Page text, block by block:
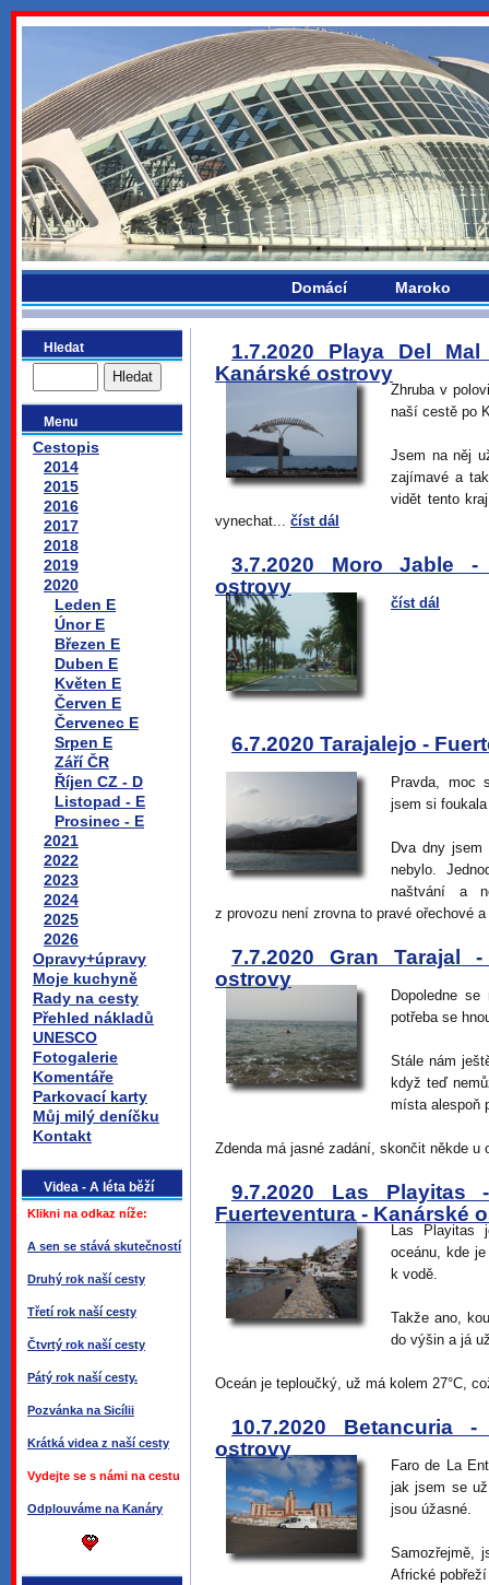
bydlikemevropou.com
Domácí Maroko
Hledat
Menu
Cestopis
2014
2015
2016
2017
2018
2019
2020
Leden E
Únor E
Březen E
Duben E
Květen E
Červen E
Červenec E
Srpen E
Září ČR
Říjen CZ - D
Listopad - E
Prosinec - E
2021
2022
2023
2024
2025
2026
Opravy+úpravy
Moje kuchyně
Rady na cesty
Přehled nákladů
UNESCO
Fotogalerie
Komentáře
Parkovací karty
Můj milý deníčku
Kontakt
Videa - A léta běží
Klikni na odkaz níže:
A sen se stává skutečností
Druhý rok naší cesty
Třetí rok naší cesty
Čtvrtý rok naší cesty
Pátý rok naší cesty.
Pozvánka na Sicílii
Krátká videa z naší cesty
Vydejte se s námi na cestu
Odplouváme na Kanáry
1.7.2020 Playa Del
Kanárské ostrovy
Zhruba v
naší cestě po
Jsem na něj
zajímavé a
vidět tento
vynechat... číst dál
3.7.2020 Moro Jable -
ostrovy
číst dál
6.7.2020 Tarajalejo -
Pravda, moc
jsem si
Dva dny
nebylo.
naštvání a
z provozu není zrovna to pravé ořechové
7.7.2020 Gran Tarajal
ostrovy
Dopoledne
potřeba se
Stále nám
když teď
místa alespoň
Zdenda má jasné zadání, skončit někde
9.7.2020 Las
Fuerteventura - Kanárské
Las Playitas
oceánu, kde
k vodě.
Takže ano,
do výšin a já
Oceán je teploučký, už má kolem 27°C,
10.7.2020 Betancuria
ostrovy
Faro de La
jak jsem se
jsou úžasné.
Samozřejmě,
Africké